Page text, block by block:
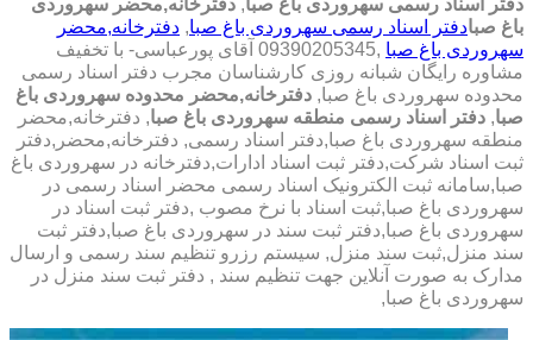
باغ صبادفتر اسناد رسمی سهروردی باغ صبا, دفترخانه,محضر
سهروردی باغ صبا
,09390205345 آقای پورعباسی- با تخفیف
مشاوره رايگان شبانه روزی کارشناسان مجرب دفتر اسناد رسمی
محدوده سهروردی باغ صبا, دفترخانه,محضر محدوده سهروردی باغ
صبا, دفتر اسناد رسمی منطقه سهروردی باغ صبا, دفترخانه,محضر
منطقه سهروردی باغ صبا,دفتر اسناد رسمی, دفترخانه,محضر,دفتر
ثبت اسناد شرکت,دفتر ثبت اسناد ادارات,دفترخانه در سهروردی باغ
صبا,سامانه ثبت الکترونیک اسناد رسمی محضر اسناد رسمی در
سهروردی باغ صبا,ثبت اسناد با نرخ مصوب ,دفتر ثبت اسناد در
سهروردی باغ صبا,دفتر ثبت سند در سهروردی باغ صبا,دفتر ثبت
سند منزل,ثبت سند منزل, سیستم رزرو تنظیم سند رسمی و ارسال
مدارک به صورت آنلاین جهت تنظیم سند , دفتر ثبت سند منزل در
سهروردی باغ صبا,